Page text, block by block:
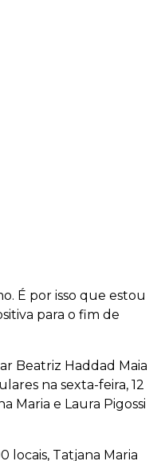
É por isso que estou
para o fim de
Beatriz Haddad Maia
na sexta-feira, 12
Maria e Laura Pigossi
locais, Tatjana Maria